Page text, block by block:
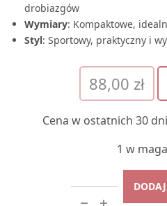
drobiazgów
Wymiary: Kompaktowe,
Styl: Sportowy, praktyczny i
88,00 zł
Cena w ostatnich 30
1 w